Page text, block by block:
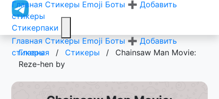
Стикерпаки
Главная Стикеры Emoji Боты ➕ Добавить
стикеры
Главная Стикеры Emoji Боты ➕ Добавить
стикеры
Главная / Стикеры /
Chainsaw Man Movie:
Reze-hen by